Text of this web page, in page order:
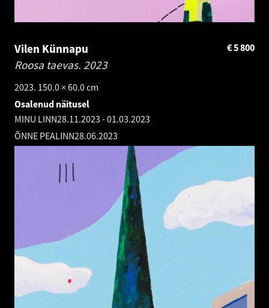
Vilen Künnapu
Roosa taevas. 2023
2023. 150.0 × 60.0 cm
5 800
€
Osalenud näitusel
MINU LINN28.11.2023 -01.03.2023
ÕNNE PEALINN28.06.2023